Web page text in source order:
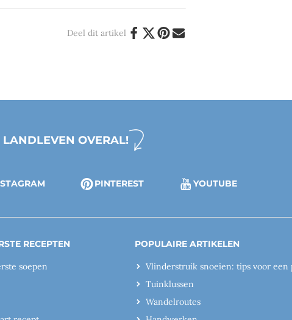
Deel dit artikel
LANDLEVEN OVERAL!
PINTEREST YOUTUBE
RECEPTEN
soepen
POPULAIRE ARTIKELEN
Vlinderstruik snoeien: tips voor een
Tuinklussen
Wandelroutes